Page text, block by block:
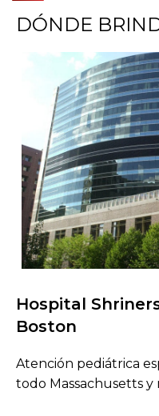
DÓNDE
Buscar centros de
Hospital
Boston
Atención pediátrica
todo Massachusetts y